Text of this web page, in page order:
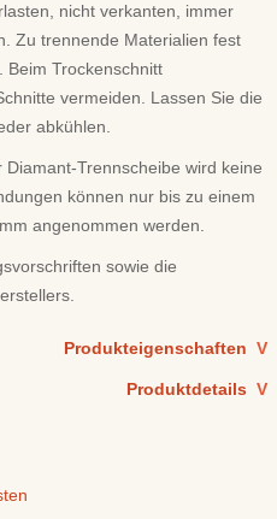
nicht verkanten, immer
Zu tren­nende Materialien fest
Beim Trockenschnitt
vermeiden. Lassen Sie die
abkühlen.
Trennscheibe wird keine
können nur bis zu einem
angenommen werden.
sowie die
Produkteigenschaften V
Produktdetails V